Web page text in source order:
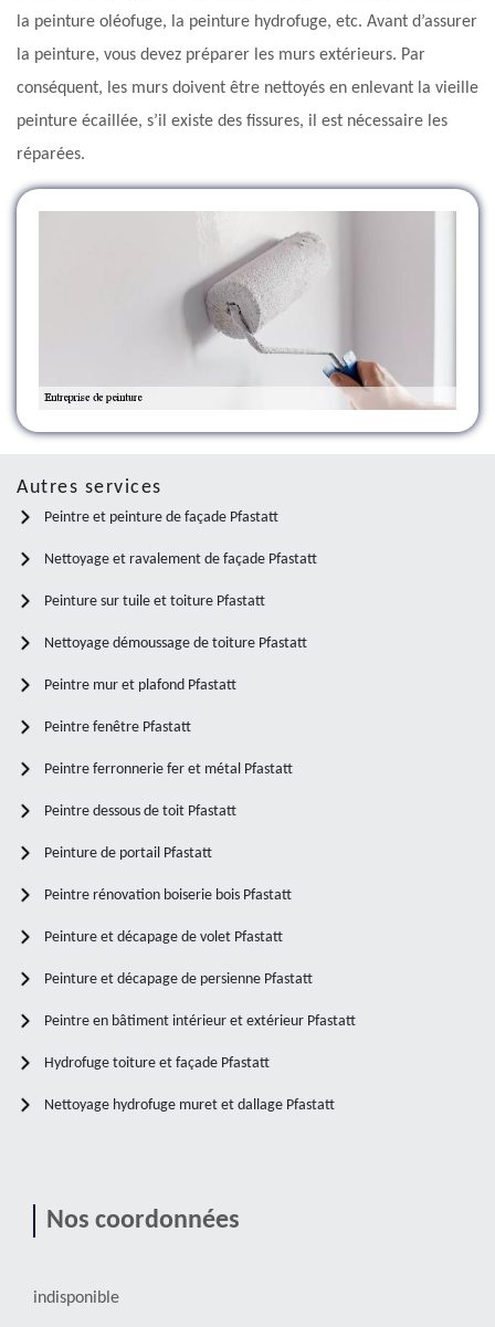
la peinture oléofuge, la peinture hydrofuge, etc. Avant d’assurer
la peinture, vous devez préparer les murs extérieurs. Par
conséquent, les murs doivent être nettoyés en enlevant la vieille
peinture écaillée, s’il existe des fissures, il est nécessaire les
réparées.
Autres services
Peintre et peinture de façade Pfastatt
Nettoyage et ravalement de façade Pfastatt
Peinture sur tuile et toiture Pfastatt
Nettoyage démoussage de toiture Pfastatt
Peintre mur et plafond Pfastatt
Peintre fenêtre Pfastatt
Peintre ferronnerie fer et métal Pfastatt
Peintre dessous de toit Pfastatt
Peinture de portail Pfastatt
Peintre rénovation boiserie bois Pfastatt
Peinture et décapage de volet Pfastatt
Peinture et décapage de persienne Pfastatt
Peintre en bâtiment intérieur et extérieur Pfastatt
Hydrofuge toiture et façade Pfastatt
Nettoyage hydrofuge muret et dallage Pfastatt
Nos coordonnées
indisponible